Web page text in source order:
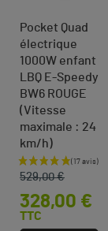
Pocket Quad
électrique
1000W enfant
LBQ E-Speedy
BW6 ROUGE
(Vitesse
maximale : 24
km/h)
Prix de base
529,00 €
Prix
328,00 €
TTC